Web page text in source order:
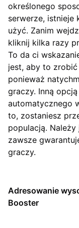
określonego
serwerze, istnieje
użyć. Zanim
kliknij kilka razy
To da ci
jest, aby to zrobić
ponieważ
graczy. Inną
automatycznego
to, zostaniesz
populacją.
zawsze
graczy.
Adresowanie
Booster